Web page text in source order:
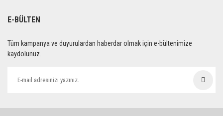
E-BÜLTEN
Tüm kampanya ve duyurulardan haberdar olmak için e-bültenimize
kaydolunuz.